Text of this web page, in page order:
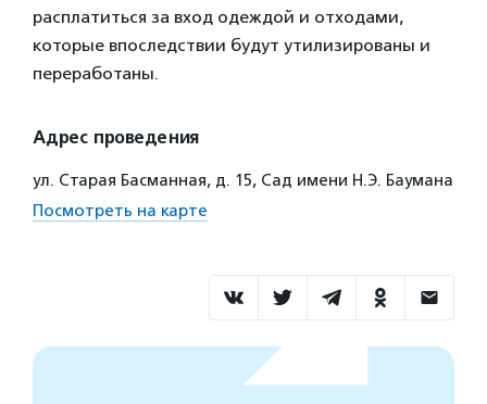
расплатиться за вход одеждой и отходами,
которые впоследствии будут утилизированы и
переработаны.
Адрес проведения
ул. Старая Басманная, д. 15, Сад имени Н.Э. Баумана
Посмотреть на карте